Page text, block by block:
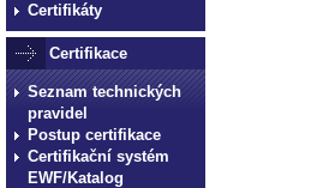
Certifikáty
Certifikace
Seznam technických
pravidel
Postup certifikace
Certifikační systém
EWF/Katalog